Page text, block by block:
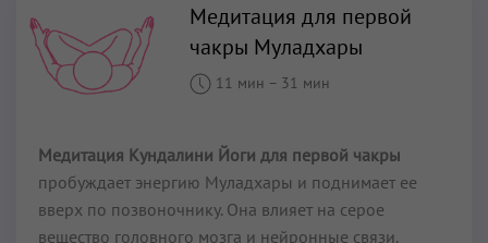
Медитация для первой
чакры Муладхары
11 мин – 31 мин
Медитация Кундалини Йоги для первой чакры
пробуждает энергию Муладхары и поднимает ее
вверх по позвоночнику. Она влияет на серое
вещество головного мозга и нейронные связи.